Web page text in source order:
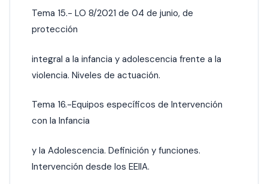
Tema 15.- LO 8/2021 de 04 de junio, de
protección
integral a la infancia y adolescencia frente a la
violencia. Niveles de actuación.
Tema 16.-Equipos específicos de Intervención
con la Infancia
y la Adolescencia. Definición y funciones.
Intervención desde los EEIIA.